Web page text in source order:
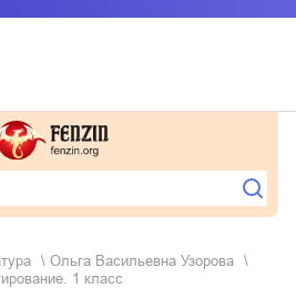
Ольга Васильевна Узорова
1 класс